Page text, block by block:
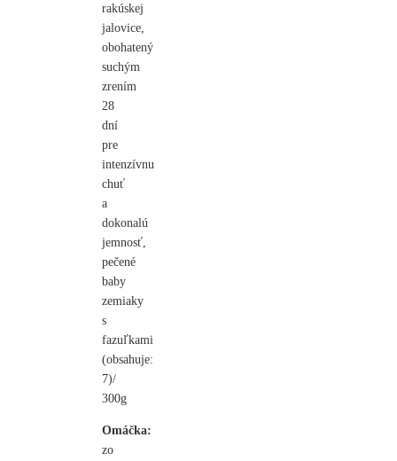
rakúskej
jalovice,
obohatený
suchým
zrením
28
dní
pre
intenzívnu
chuť
a
dokonalú
jemnosť,
pečené
baby
zemiaky
s
fazuľkami
(obsahuje:
7)/
300g
Omáčka:
zo